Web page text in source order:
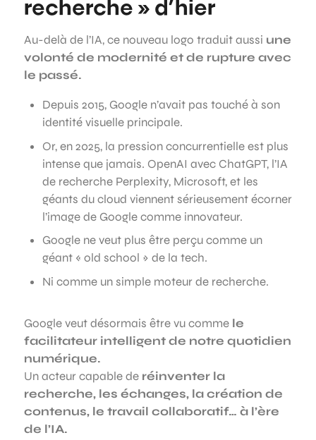
recherche » d’hier
Au-delà de l’IA, ce nouveau logo traduit aussi une
volonté de modernité et de rupture avec
le passé.
Depuis 2015, Google n’avait pas touché à son
identité visuelle principale.
Or, en 2025, la pression concurrentielle est plus
intense que jamais. OpenAI avec ChatGPT, l’IA
de recherche Perplexity, Microsoft, et les
géants du cloud viennent sérieusement écorner
l’image de Google comme innovateur.
Google ne veut plus être perçu comme un
géant « old school » de la tech.
Ni comme un simple moteur de recherche.
Google veut désormais être vu comme le
facilitateur intelligent de notre quotidien
numérique.
Un acteur capable de réinventer la
recherche, les échanges, la création de
contenus, le travail collaboratif… à l’ère
de l’IA.